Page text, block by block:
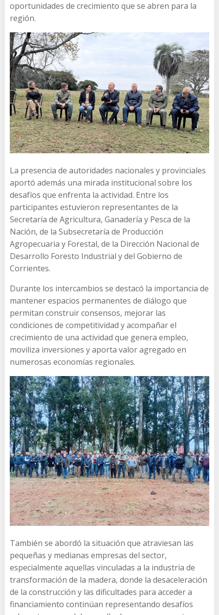
oportunidades de crecimiento que se abren para la
región.
La presencia de autoridades nacionales y provinciales
aportó además una mirada institucional sobre los
desafíos que enfrenta la actividad. Entre los
participantes estuvieron representantes de la
Secretaría de Agricultura, Ganadería y Pesca de la
Nación, de la Subsecretaría de Producción
Agropecuaria y Forestal, de la Dirección Nacional de
Desarrollo Foresto Industrial y del Gobierno de
Corrientes.
Durante los intercambios se destacó la importancia de
mantener espacios permanentes de diálogo que
permitan construir consensos, mejorar las
condiciones de competitividad y acompañar el
crecimiento de una actividad que genera empleo,
moviliza inversiones y aporta valor agregado en
numerosas economías regionales.
También se abordó la situación que atraviesan las
pequeñas y medianas empresas del sector,
especialmente aquellas vinculadas a la industria de
transformación de la madera, donde la desaceleración
de la construcción y las dificultades para acceder a
financiamiento continúan representando desafíos